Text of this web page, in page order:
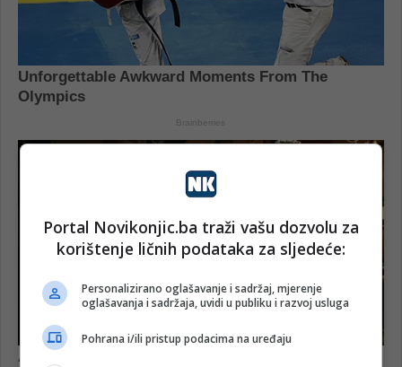
Portal Novikonjic.ba traži vašu dozvolu za
korištenje ličnih podataka za sljedeće:
Personalizirano oglašavanje i sadržaj, mjerenje
oglašavanja i sadržaja, uvidi u publiku i razvoj usluga
Pohrana i/ili pristup podacima na uređaju